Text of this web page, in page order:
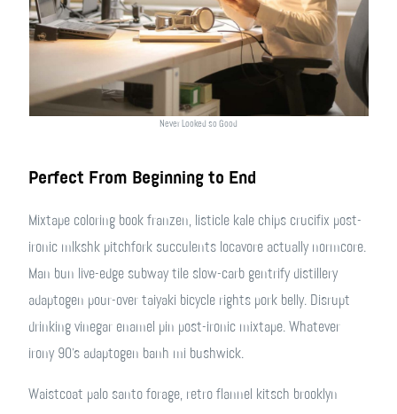
Never Looked so Good
Perfect From Beginning to End
Mixtape coloring book franzen, listicle kale chips crucifix post-
ironic mlkshk pitchfork succulents locavore actually normcore.
Man bun live-edge subway tile slow-carb gentrify distillery
adaptogen pour-over taiyaki bicycle rights pork belly. Disrupt
drinking vinegar enamel pin post-ironic mixtape. Whatever
irony 90’s adaptogen banh mi bushwick.
Waistcoat palo santo forage, retro flannel kitsch brooklyn